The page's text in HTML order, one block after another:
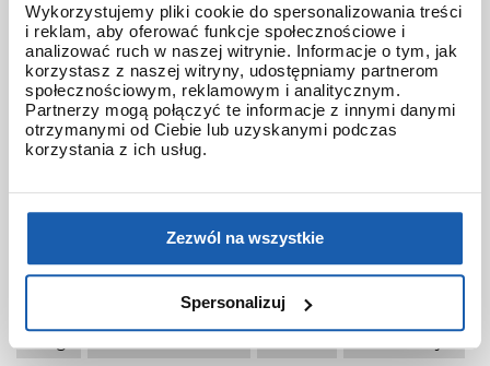
Wykorzystujemy pliki cookie do spersonalizowania treści
i reklam, aby oferować funkcje społecznościowe i
analizować ruch w naszej witrynie. Informacje o tym, jak
korzystasz z naszej witryny, udostępniamy partnerom
społecznościowym, reklamowym i analitycznym.
Partnerzy mogą połączyć te informacje z innymi danymi
otrzymanymi od Ciebie lub uzyskanymi podczas
korzystania z ich usług.
Zezwól na wszystkie
Spersonalizuj
jak skrócić bransoletę w g-shock?
jak ustawić zegarek g-shock ga-2100?
jak włączyć podświetlenie w zegarku
jak wymienić baterię gshock?
jaki g-shock wybrać
jaki zegarek damski kupić
jaki zegarek g-shock wybrać
jaki zegarek wybrać
kermit